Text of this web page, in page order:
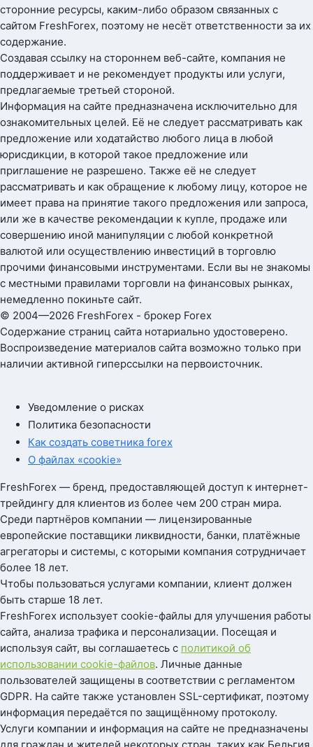
сторонние ресурсы, каким-либо образом связанных с
сайтом FreshForex, поэтому не несёт ответственности за их
содержание.
Создавая ссылку на стороннем веб-сайте, компания не
поддерживает и не рекомендует продукты или услуги,
предлагаемые третьей стороной.
Информация на сайте предназначена исключительно для
ознакомительных целей. Её не следует рассматривать как
предложение или ходатайство любого лица в любой
юрисдикции, в которой такое предложение или
приглашение не разрешено. Также её не следует
рассматривать и как обращение к любому лицу, которое не
имеет права на принятие такого предложения или запроса,
или же в качестве рекомендации к купле, продаже или
совершению иной манипуляции с любой конкретной
валютой или осуществлению инвестиций в торговлю
прочими финансовыми инструментами. Если вы не знакомы
с местными правилами торговли на финансовых рынках,
немедленно покиньте сайт.
© 2004—2026 FreshForex - брокер Forex
Содержание страниц сайта нотариально удостоверено.
Воспроизведение материалов сайта возможно только при
наличии активной гиперссылки на первоисточник.
Уведомление о рисках
Политика безопасности
Как создать советника forex
О файлах «cookie»
FreshForex — бренд, предоставляющей доступ к интернет-
трейдингу для клиентов из более чем 200 стран мира.
Среди партнёров компании — лицензированные
европейские поставщики ликвидности, банки, платёжные
агрегаторы и системы, с которыми компания сотрудничает
более 18 лет.
Чтобы пользоваться услугами компании, клиент должен
быть старше 18 лет.
FreshForex использует cookie-файлы для улучшения работы
сайта, анализа трафика и персонализации. Посещая и
используя сайт, вы соглашаетесь с политикой об
использовании cookie-файлов. Личные данные
пользователей защищены в соответствии с регламентом
GDPR. На сайте также установлен SSL-сертификат, поэтому
информация передаётся по защищённому протоколу.
Услуги компании и информация на сайте не предназначены